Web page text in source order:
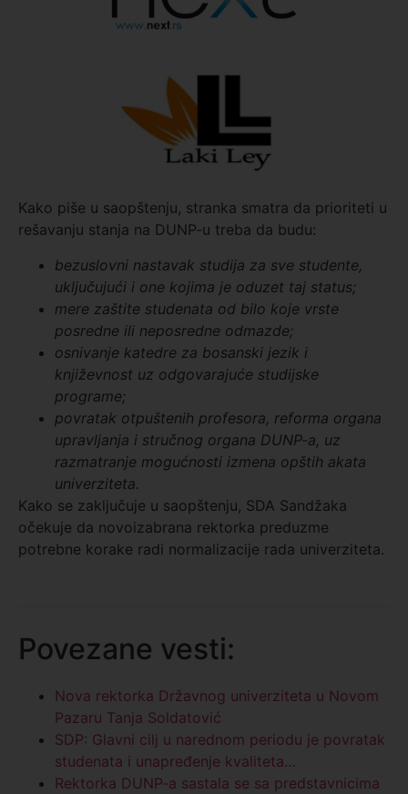
Kako piše u saopštenju, stranka smatra da prioriteti u
rešavanju stanja na DUNP-u treba da budu:
bezuslovni nastavak studija za sve studente,
uključujući i one kojima je oduzet taj status;
mere zaštite studenata od bilo koje vrste
posredne ili neposredne odmazde;
osnivanje katedre za bosanski jezik i
književnost uz odgovarajuće studijske
programe;
povratak otpuštenih profesora, reforma organa
upravljanja i stručnog organa DUNP-a, uz
razmatranje mogućnosti izmena opštih akata
univerziteta.
Kako se zaključuje u saopštenju, SDA Sandžaka
očekuje da novoizabrana rektorka preduzme
potrebne korake radi normalizacije rada univerziteta.
Povezane vesti:
Nova rektorka Državnog univerziteta u Novom
Pazaru Tanja Soldatović
SDP: Glavni cilj u narednom periodu je povratak
studenata i unapređenje kvaliteta…
Rektorka DUNP-a sastala se sa predstavnicima